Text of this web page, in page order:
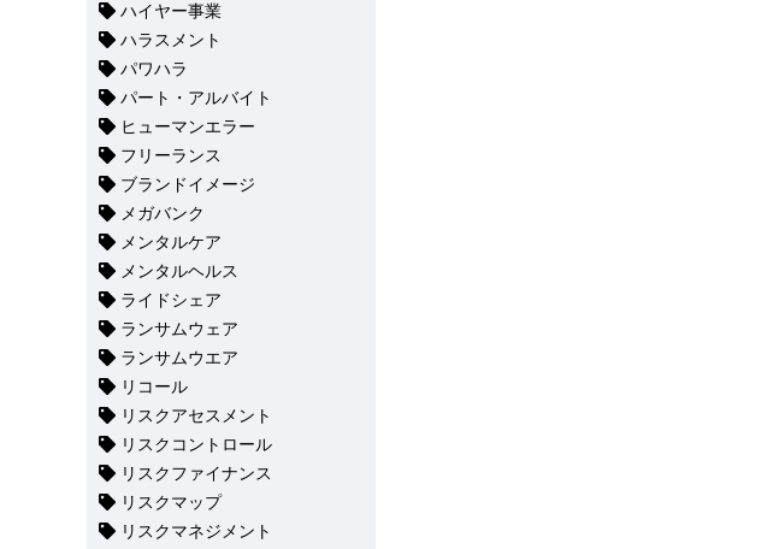
ハイヤー事業
ハラスメント
パワハラ
パート・アルバイト
ヒューマンエラー
フリーランス
ブランドイメージ
メガバンク
メンタルケア
メンタルヘルス
ライドシェア
ランサムウェア
ランサムウエア
リコール
リスクアセスメント
リスクコントロール
リスクファイナンス
リスクマップ
リスクマネジメント